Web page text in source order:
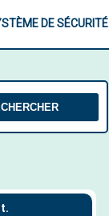
DE SÉCURITÉ